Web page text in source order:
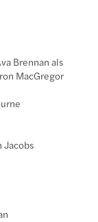
Brennan als
MacGregor
Jacobs